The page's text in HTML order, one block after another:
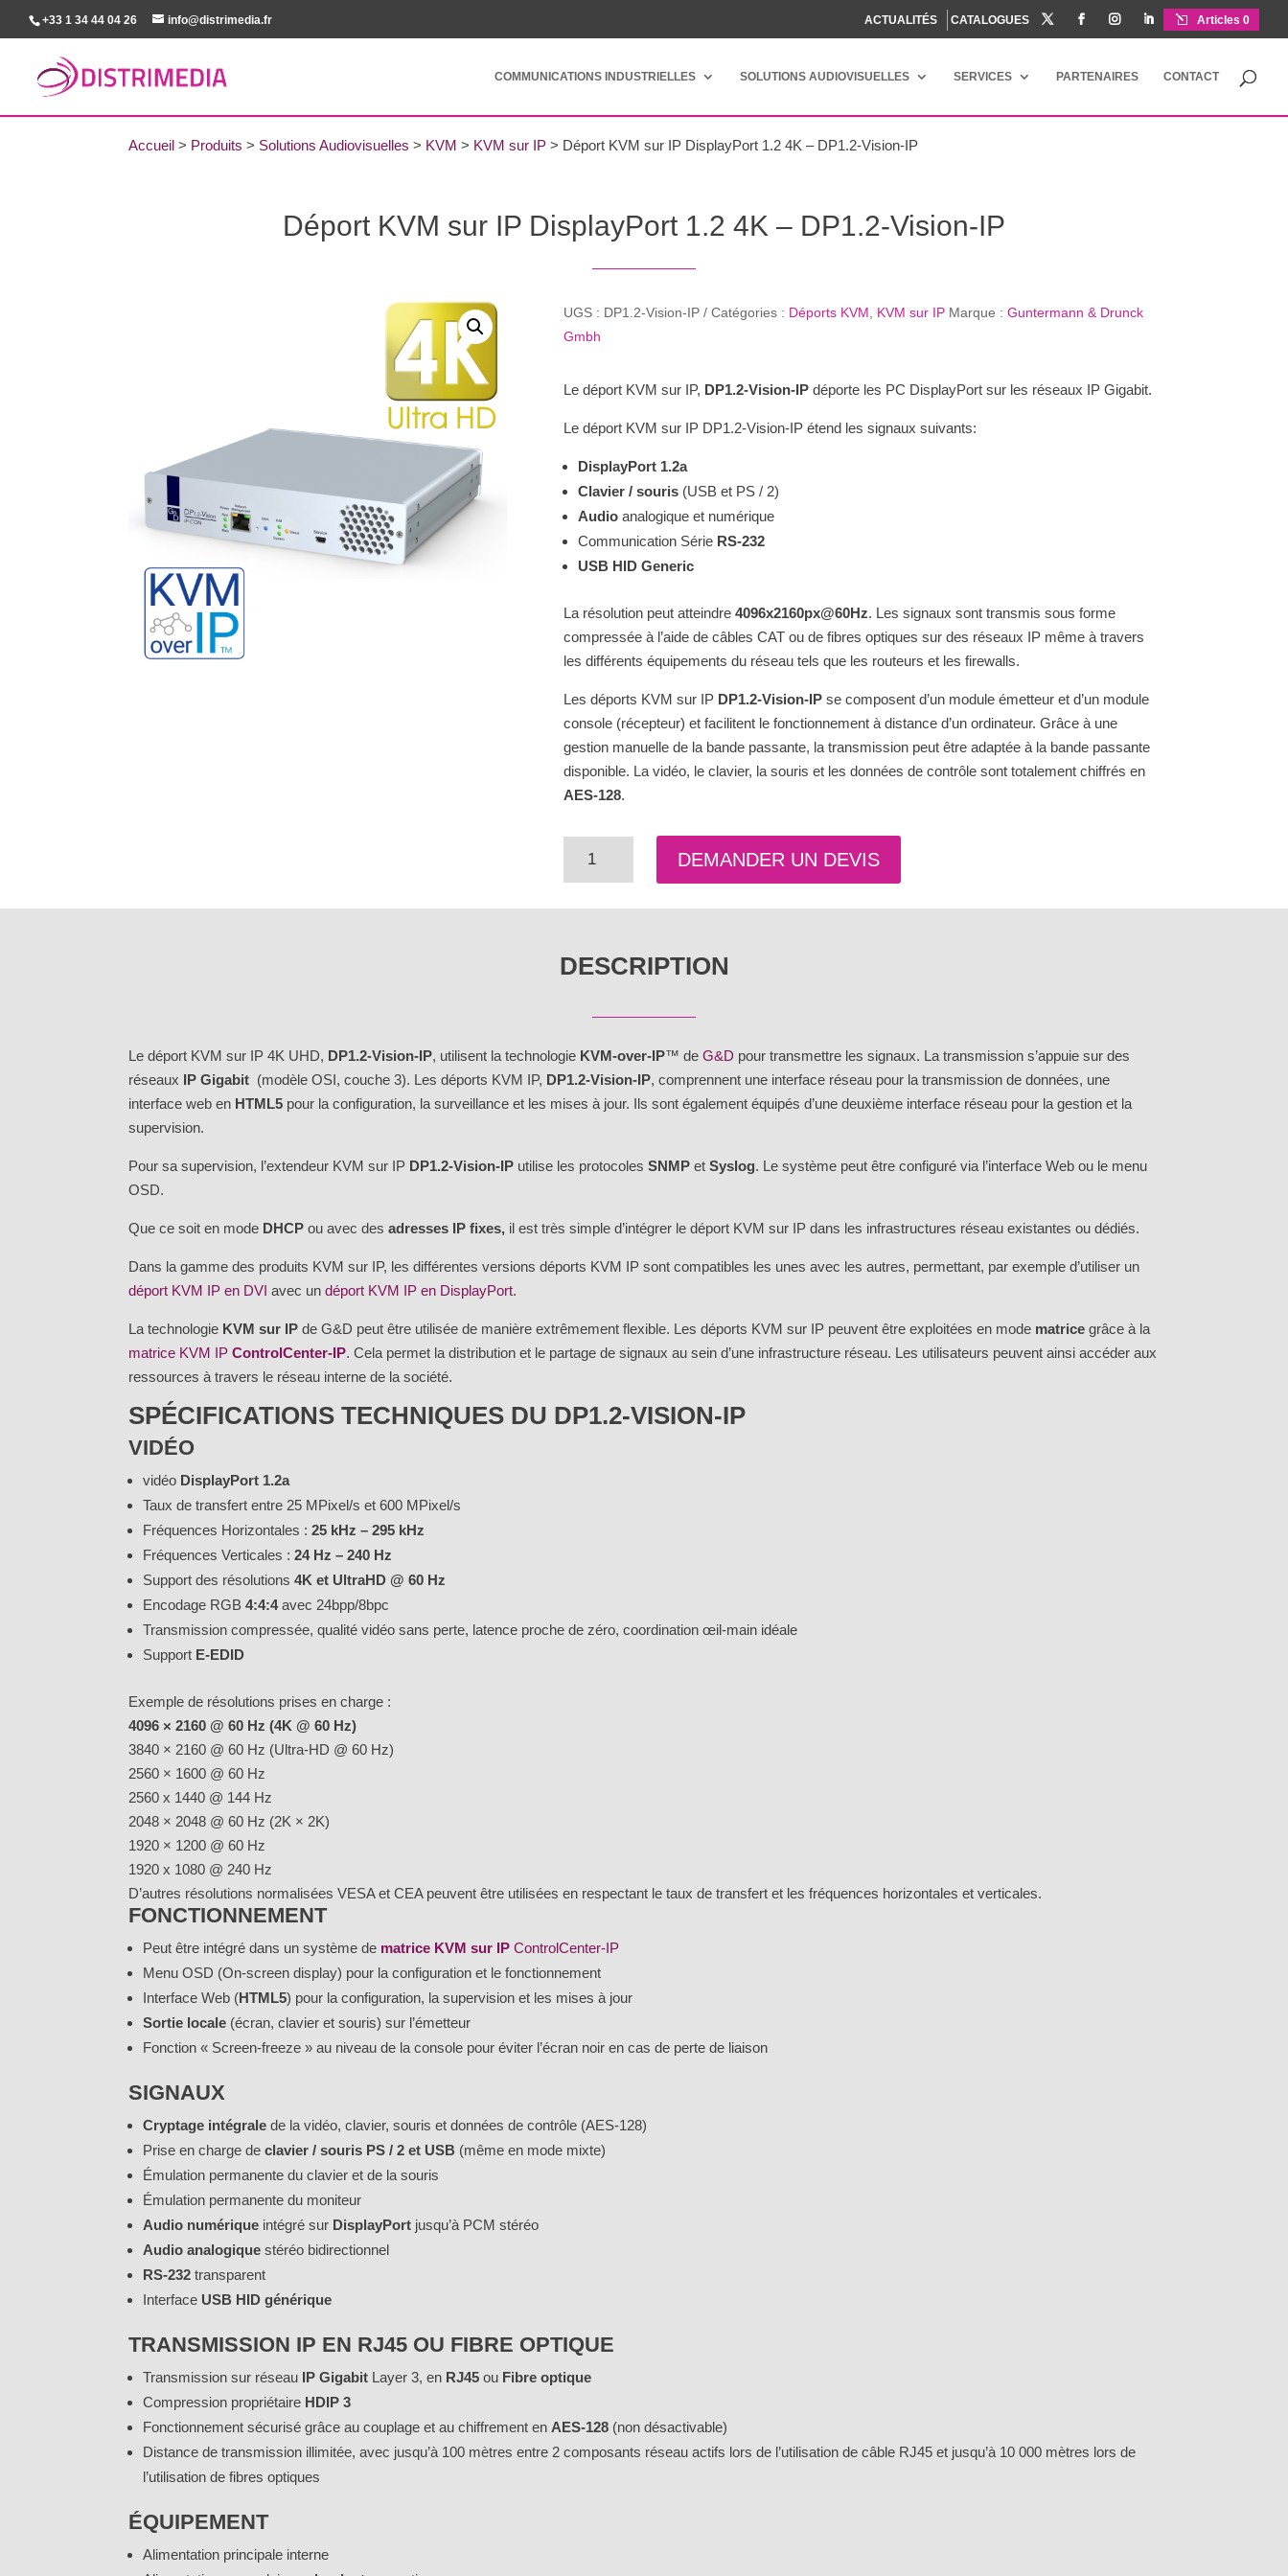
+33 1 34 44 04 26 info@distrimedia.fr ACTUALITÉS CATALOGUES     Articles 0
COMMUNICATIONS INDUSTRIELLES SOLUTIONS AUDIOVISUELLES SERVICES PARTENAIRES CONTACT
Accueil > Produits > Solutions Audiovisuelles > KVM > KVM sur IP > Déport KVM sur IP DisplayPort 1.2 4K – DP1.2-Vision-IP
Déport KVM sur IP DisplayPort 1.2 4K – DP1.2-Vision-IP
UGS : DP1.2-Vision-IP Catégories : Déports KVM, KVM sur IP Marque :Guntermann & Drunck
Gmbh
Le déport KVM sur IP, DP1.2-Vision-IP déporte les PC DisplayPort sur les réseaux IP Gigabit.
Le déport KVM sur IP DP1.2-Vision-IP étend les signaux suivants:
DisplayPort 1.2a
Clavier / souris (USB et PS / 2)
Audio analogique et numérique
Communication Série RS-232
USB HID Generic
La résolution peut atteindre4096x2160px@60Hz. Les signaux sont transmis sous forme
compressée à l’aide de câbles CAT ou de fibres optiques sur des réseaux IP même à travers
les différents équipements du réseau tels que les routeurs et les firewalls.
Les déports KVM sur IP DP1.2-Vision-IP se composent d’un module émetteur et d’un module
console (récepteur) et facilitent le fonctionnement à distance d’un ordinateur. Grâce à une
gestion manuelle de la bande passante, la transmission peut être adaptée à la bande passante
disponible. La vidéo, le clavier, la souris et les données de contrôle sont totalement chiffrés en
AES-128.
IP
-
DP1.2-
Vision-
DEMANDER UN DEVIS
DESCRIPTION
Le déport KVM sur IP 4K UHD, DP1.2-Vision-IP, utilisent la technologie KVM-over-IP™ deG&D pour transmettre les signaux. La transmission s’appuie sur des
réseaux IP Gigabit (modèle OSI, couche 3). Les déports KVM IP, DP1.2-Vision-IP, comprennent une interface réseau pour la transmission de données, une
interface web en HTML5 pour la configuration, la surveillance et les mises à jour. Ils sont également équipés d’une deuxième interface réseau pour la gestion et la
supervision.
Pour sa supervision, l’extendeur KVM sur IP DP1.2-Vision-IP utilise les protocolesSNMP etSyslog. Le système peut être configuré via l’interface Web ou le menu
OSD.
Que ce soit en mode DHCP ou avec desadresses IP fixes, il est très simple d’intégrer le déport KVM sur IP dans les infrastructures réseau existantes ou dédiés.
Dans la gamme des produits KVM sur IP, les différentes versions déports KVM IP sont compatibles les unes avec les autres, permettant, par exemple d’utiliser un
déport KVM IP en DVI avec undéport KVM IP en DisplayPort.
La technologie KVM sur IP de G&D peut être utilisée de manière extrêmement flexible. Les déports KVM sur IP peuvent être exploitées en mode matricegrâce à la
matrice KVM IPControlCenter-IP. Cela permet la distribution et le partage de signaux au sein d’une infrastructure réseau. Les utilisateurs peuvent ainsi accéder aux
ressources à travers le réseau interne de la société.
SPÉCIFICATIONS TECHNIQUES DU DP1.2-VISION-IP
VIDÉO
vidéo DisplayPort 1.2a
Taux de transfert entre 25 MPixel/s et 600 MPixel/s
Fréquences Horizontales :25 kHz – 295 kHz
Fréquences Verticales :24 Hz – 240 Hz
Support des résolutions4K et UltraHD @ 60 Hz
Encodage RGB4:4:4avec 24bpp/8bpc
Transmission compressée, qualité vidéo sans perte, latence proche de zéro, coordination œil-main idéale
Support E-EDID
Exemple de résolutions prises en charge :
4096 × 2160 @ 60 Hz (4K @ 60 Hz)
3840 × 2160 @ 60 Hz (Ultra-HD @ 60 Hz)
2560 × 1600 @ 60 Hz
2560 x 1440 @ 144 Hz
2048 × 2048 @ 60 Hz (2K × 2K)
1920 × 1200 @ 60 Hz
1920 x 1080 @ 240 Hz
D’autres résolutions normalisées VESA et CEA peuvent être utilisées en respectant le taux de transfert et les fréquences horizontales et verticales.
FONCTIONNEMENT
Peut être intégré dans un système de matrice KVM sur IP ControlCenter-IP
Menu OSD (On-screen display) pour la configuration et le fonctionnement
Interface Web (HTML5) pour la configuration, la supervision et les mises à jour
Sortie locale (écran, clavier et souris) sur l’émetteur
Fonction « Screen-freeze » au niveau de la console pour éviter l’écran noir en cas de perte de liaison
SIGNAUX
Cryptage intégrale de la vidéo, clavier, souris et données de contrôle (AES-128)
Prise en charge declavier / souris PS / 2 et USB (même en mode mixte)
Émulation permanente du clavier et de la souris
Émulation permanente du moniteur
Audio numérique intégré sur DisplayPort jusqu’à PCM stéréo
Audio analogique stéréo bidirectionnel
RS-232 transparent
Interface USB HID générique
TRANSMISSION IP EN RJ45 OU FIBRE OPTIQUE
Transmission sur réseau IP Gigabit Layer 3, en RJ45 ou Fibre optique
Compression propriétaire HDIP 3
Fonctionnement sécurisé grâce au couplage et au chiffrement en AES-128 (non désactivable)
Distance de transmission illimitée, avec jusqu’à 100 mètres entre 2 composants réseau actifs lors de l’utilisation de câble RJ45 et jusqu’à 10 000 mètres lors de
l’utilisation de fibres optiques
ÉQUIPEMENT
Alimentation principale interne